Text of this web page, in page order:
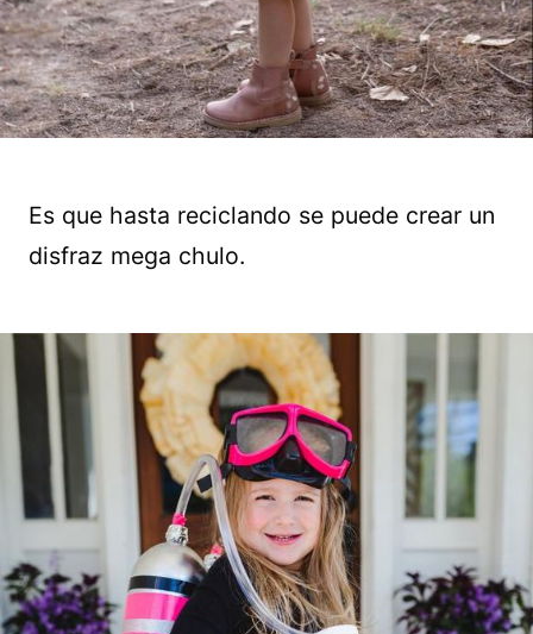
Es que hasta reciclando se puede crear un
disfraz mega chulo.